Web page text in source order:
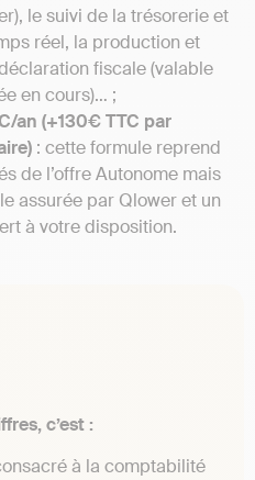
le suivi de la trésorerie et
réel, la production et
fiscale (valable
en cours)… ;
an (+130€ TTC par
: cette formule reprend
de l’offre Autonome mais
assurée par Qlower et un
à votre disposition.
c’est :
à la comptabilité